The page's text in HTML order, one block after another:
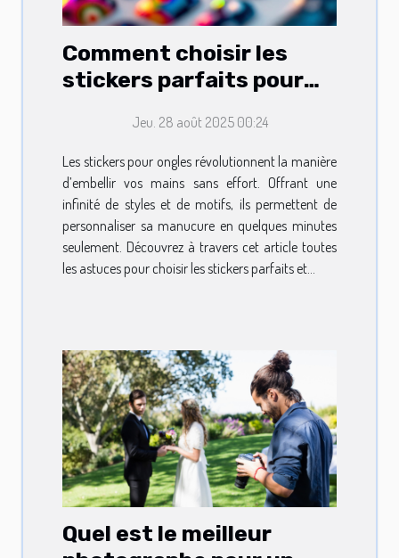
Comment choisir les
stickers parfaits pour
Jeu. 28 août 2025 00:24
Les stickers pour ongles révolutionnent la manière
d’embellir vos mains sans effort. Offrant une
infinité de styles et de motifs, ils permettent de
personnaliser sa manucure en quelques minutes
seulement. Découvrez à travers cet article toutes
les astuces pour choisir les stickers parfaits et...
Quel est le meilleur